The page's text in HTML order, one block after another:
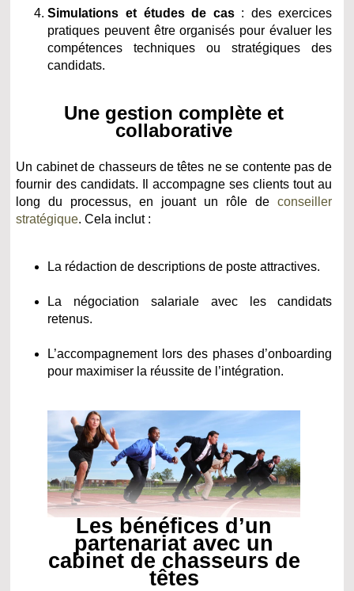
Simulations et études de cas: des exercices
pratiques peuvent être organisés pour évaluer les
compétences techniques ou stratégiques des
candidats.
Une gestion complète et
collaborative
Un cabinet de chasseurs de têtes ne se contente pas de
fournir des candidats. Il accompagne ses clients tout au
long du processus, en jouant un rôle deconseiller
stratégique. Cela inclut :
La rédaction de descriptions de poste attractives.
La négociation salariale avec les candidats
retenus.
L’accompagnement lors des phases d’onboarding
pour maximiser la réussite de l’intégration.
Les bénéfices d’un
partenariat avec un
cabinet de chasseurs de
têtes